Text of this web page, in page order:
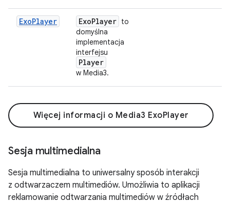
ExoPlayer ExoPlayer to
domyślna
implementacja
interfejsu
Player
w Media3.
Więcej informacji o Media3 ExoPlayer
Sesja multimedialna
Sesja multimedialna to uniwersalny sposób interakcji
z odtwarzaczem multimediów. Umożliwia to aplikacji
reklamowanie odtwarzania multimediów w źródłach